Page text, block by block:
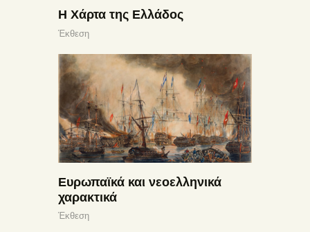
Η Χάρτα της Ελλάδος
Έκθεση
Ευρωπαϊκά και νεοελληνικά
χαρακτικά
Έκθεση